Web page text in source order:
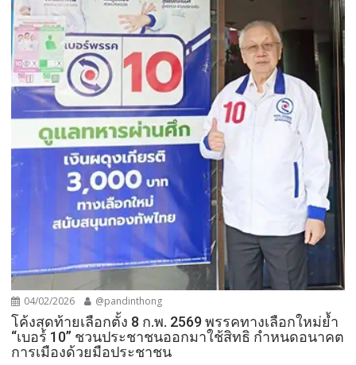
04/02/2026 @pandinthong
โค้งสุดท้ายเลือกตั้ง 8 ก.พ. 2569 พรรคทางเลือกใหม่ย้ำ
“เบอร์ 10” ชวนประชาชนออกมาใช้สิทธิ กำหนดอนาคต
การเมืองด้วยมือประชาชน